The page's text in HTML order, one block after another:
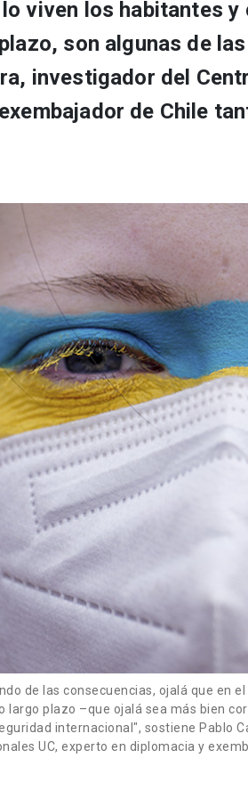
viven los habitantes
son algunas de
investigador del
de Chile
de las consecuencias, ojalá que en
largo plazo –que ojalá sea más bien
internacional", sostiene Pablo
UC, experto en diplomacia y